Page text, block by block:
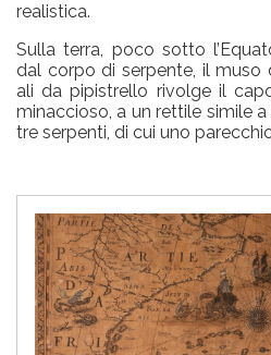
realistica.
Sulla terra, poco sotto
dal corpo di serpente, il muso
ali da pipistrello rivolge il
minaccioso, a un rettile simile
tre serpenti, di cui uno
I
m
m
a
g
i
n